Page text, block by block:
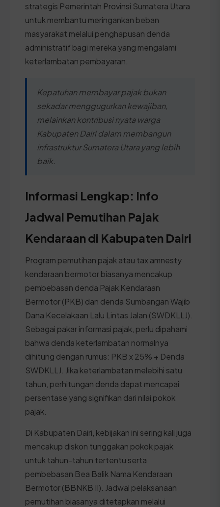
strategis Pemerintah Provinsi Sumatera Utara
untuk membantu meringankan beban
masyarakat melalui penghapusan denda
administratif bagi mereka yang mengalami
keterlambatan pembayaran.
Kepatuhan membayar pajak bukan
sekadar menggugurkan kewajiban,
melainkan kontribusi nyata warga
Kabupaten Dairi dalam membangun
infrastruktur Sumatera Utara yang lebih
baik.
Informasi Lengkap: Info
Jadwal Pemutihan Pajak
Kendaraan di Kabupaten Dairi
Program pemutihan pajak atau tax amnesty
kendaraan bermotor biasanya mencakup
pembebasan denda Pajak Kendaraan
Bermotor (PKB) dan denda Sumbangan Wajib
Dana Kecelakaan Lalu Lintas Jalan (SWDKLLJ).
Sebagai pakar informasi pajak, perlu dipahami
bahwa denda keterlambatan normalnya
dihitung dengan rumus: PKB x 25% + Denda
SWDKLLJ. Jika keterlambatan melebihi satu
tahun, perhitungan denda dapat mencapai
persentase yang signifikan dari nilai pokok
pajak.
Di Kabupaten Dairi, kebijakan ini sering kali juga
mencakup diskon tunggakan pokok pajak
untuk tahun-tahun tertentu serta
pembebasan Bea Balik Nama Kendaraan
Bermotor (BBNKB II). Jadwal pelaksanaan
pemutihan biasanya ditetapkan melalui